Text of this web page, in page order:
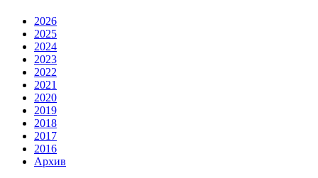
2026
2025
2024
2023
2022
2021
2020
2019
2018
2017
2016
Архив